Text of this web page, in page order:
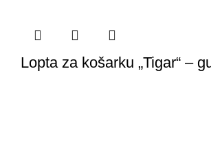
Lopta za košarku „Tigar“ –